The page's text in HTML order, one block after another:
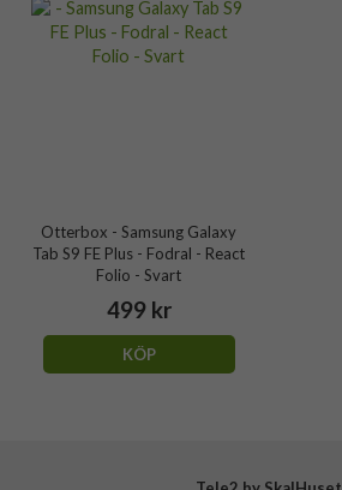
Otterbox - Samsung Galaxy
Tab S9 FE Plus - Fodral - React
Folio - Svart
499 kr
KÖP